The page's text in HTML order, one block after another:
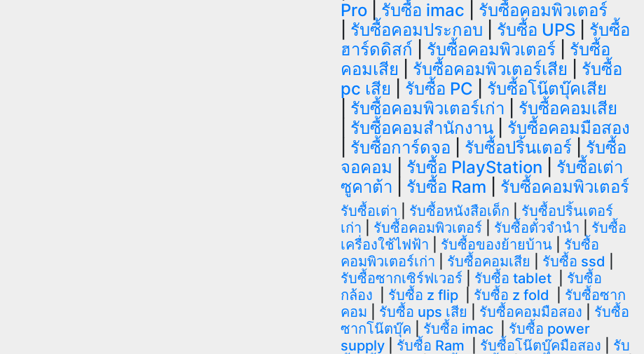
Pro
รับซื้อ imac
รับซื้อคอมพิวเตอร์
รับซื้อคอมประกอบ รับซื้อ UPS
รับซื้อ
ฮาร์ดดิสก์
รับซื้อคอมพิวเตอร์
รับซื้อ
คอมเสีย
รับซื้อคอมพิวเตอร์เสีย
รับซื้อ
pc เสีย
รับซื้อ PC
รับซื้อโน๊ตบุ๊คเสีย
รับซื้อคอมพิวเตอร์เก่า
รับซื้อคอมเสีย
รับซื้อคอมสำนักงาน
รับซื้อคอมมือสอง
รับซื้อการ์ดจอ รับซื้อปริ้นเตอร์
รับซื้อ
จอคอม
รับซื้อ PlayStation
รับซื้อเต่า
ซูคาต้า
รับซื้อ Ram รับซื้อคอมพิวเตอร์
รับซื้อเต่า รับซื้อหนังสือเด็ก
รับซื้อปริ้นเตอร์
เก่า
รับซื้อคอมพิวเตอร์ รับซื้อตั๋วจำนำ
รับซื้อ
เครื่องใช้ไฟฟ้า
รับซื้อของย้ายบ้าน
รับซื้อ
คอมพิวเตอร์เก่า
รับซื้อคอมเสีย รับซื้อ ssd
รับซื้อซากเซิร์ฟเวอร์
รับซื้อ tablet
รับซื้อ
กล้อง
รับซื้อ z flip รับซื้อ z fold
รับซื้อซาก
คอม
รับซื้อ ups เสีย รับซื้อคอมมือสอง
รับซื้อ
ซากโน๊ตบุ๊ค
รับซื้อ imac
รับซื้อ power
supply
รับซื้อ Ram รับซื้อโน๊ตบุ๊คมือสอง รับ